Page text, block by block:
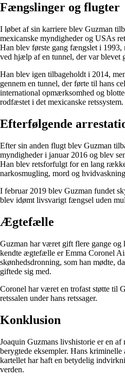
Fængslinger og flugter
I løbet af sin karriere blev Guzman
mexicanske myndigheder og USAs
Han blev første gang fængslet i 1993,
ved hjælp af en tunnel, der var blevet
Han blev igen tilbageholdt i 2014,
gennem en tunnel, der førte til hans
international opmærksomhed og
rodfæstet i det mexicanske retssystem.
Efterfølgende
Efter sin anden flugt blev Guzman
myndigheder i januar 2016 og blev
Han blev retsforfulgt for en lang
narkosmugling, mord og
I februar 2019 blev Guzman fundet
blev idømt livsvarigt fængsel uden
Ægtefælle
Guzman har været gift flere gange og
kendte ægtefælle er Emma Coronel
skønhedsdronning, som han mødte,
giftede sig med.
Coronel har været en trofast støtte til
retssalen under hans retssager.
Konklusion
Joaquin Guzmans livshistorie er en af
berygtede eksempler. Hans
kartellet har haft en betydelig
verden.